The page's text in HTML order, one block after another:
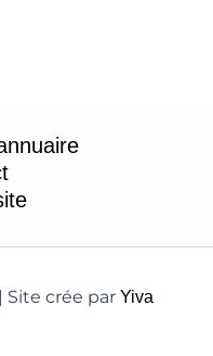
Site crée par Yiva